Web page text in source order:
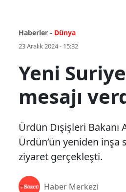
Haberler - Dünya
23 Aralık 2024 - 15:32
Yeni
mesajı
Ürdün Dışişleri Bakanı
Ürdün’ün yeniden
ziyaret gerçekleşti.
Haber Merkezi